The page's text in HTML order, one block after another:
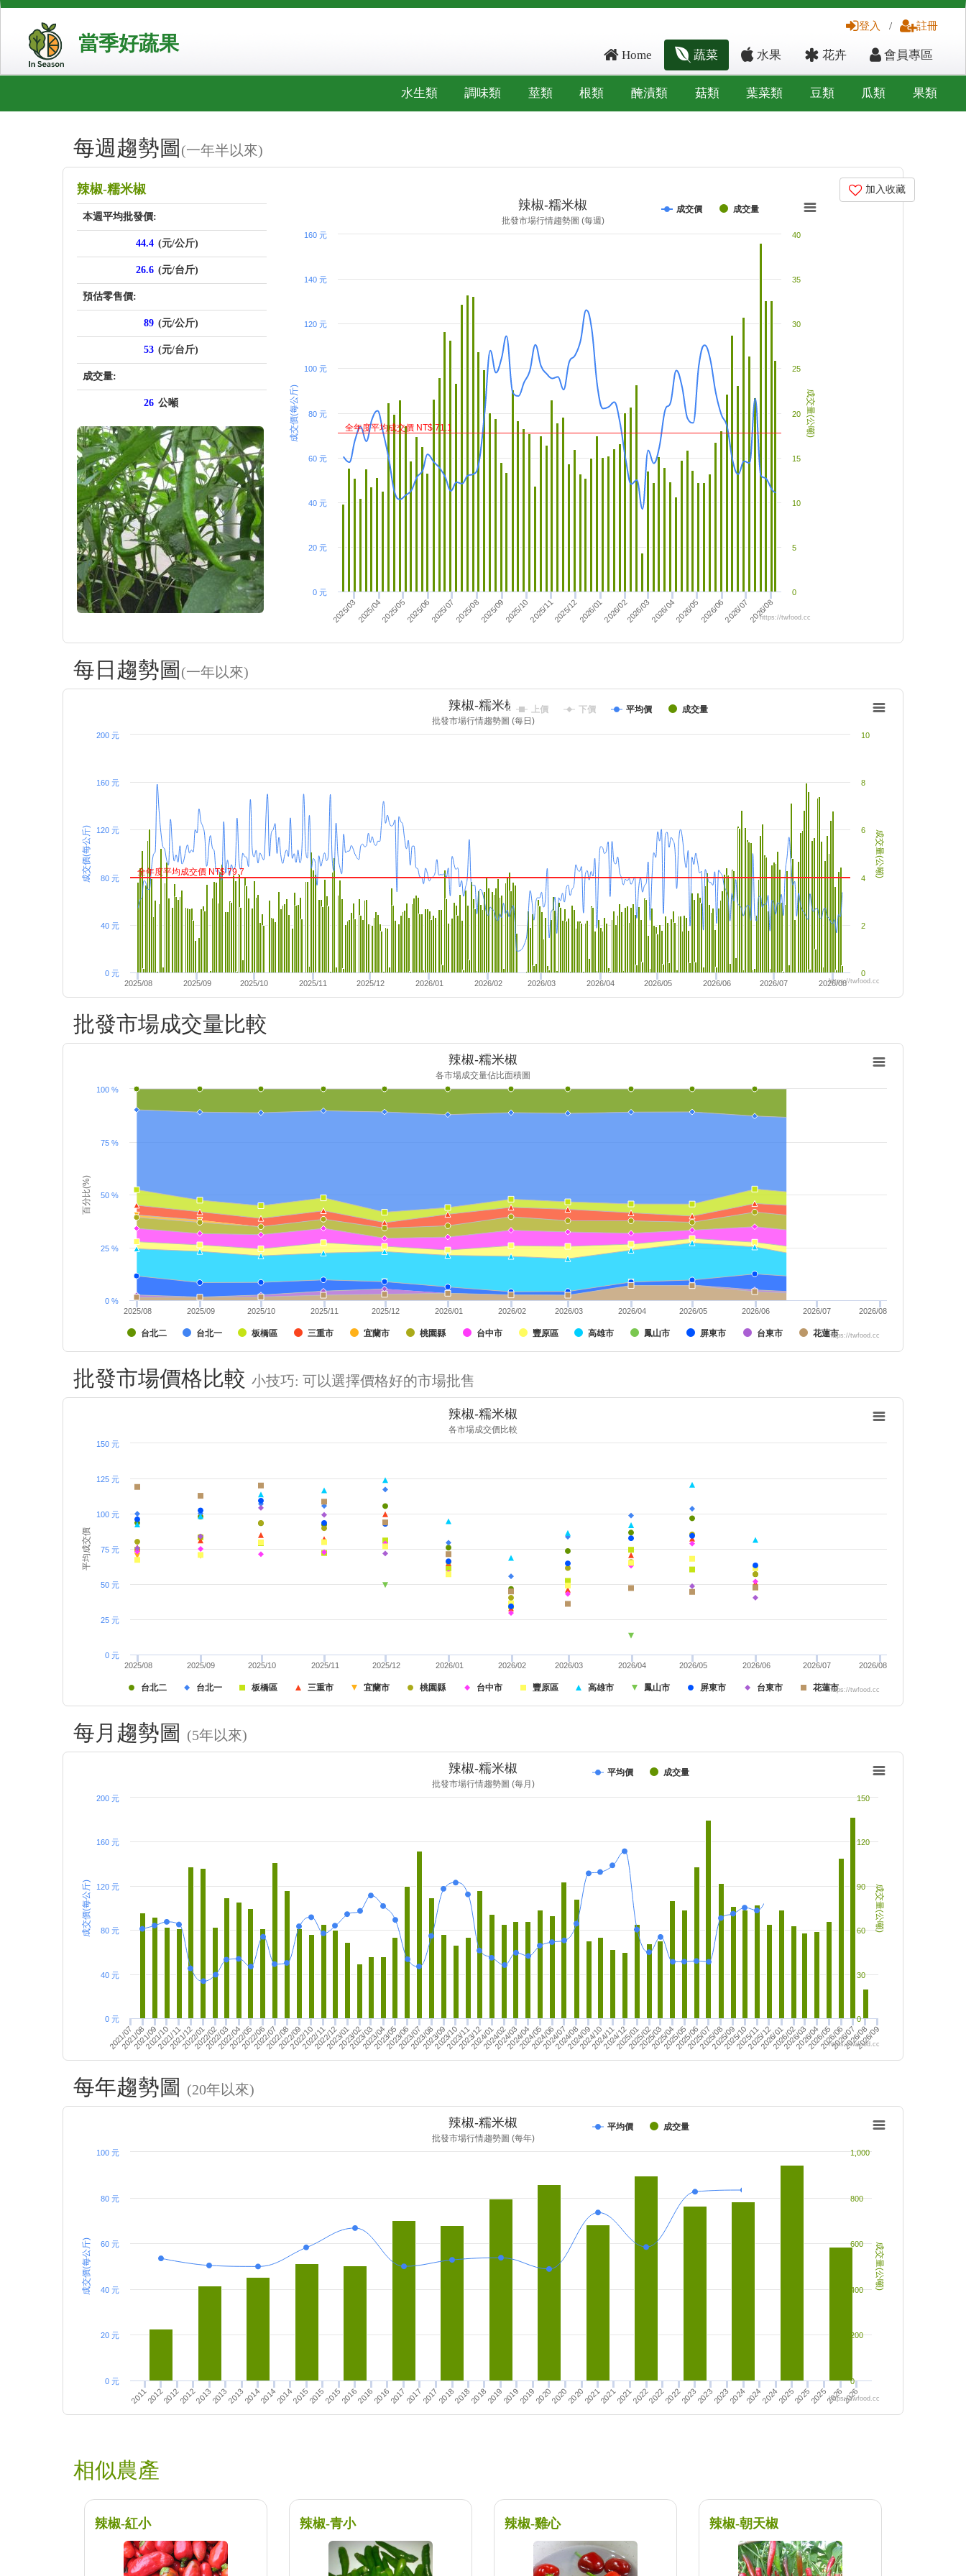
當季好蔬果
登入 / 註冊
Home 蔬菜 水果 花卉 會員專區
水生類 調味類 莖類 根類 醃漬類 菇類 葉菜類 豆類 瓜類 果類
每週趨勢圖 (一年半以來)
辣椒-糯米椒
本週平均批發價:
44.4 (元/公斤)
26.6 (元/台斤)
預估零售價:
89 (元/公斤)
53 (元/台斤)
成交量:
26 公噸
加入收藏
成交價(每公斤) 成交量(公噸)
辣椒-糯米椒
批發市場行情趨勢圖 (每週)
成交價 成交量
2025/032025/042025/052025/062025/072025/082025/092025/102025/112025/122026/012026/022026/032026/042026/052026/062026/072026/08
0 元
20 元
40 元
60 元
80 元
100 元
120 元
140 元
160 元
0
5
10
15
20
25
30
35
40
https://twfood.cc
全年度平均成交價 NT$ 71.1
每日趨勢圖 (一年以來)
成交價(每公斤) 成交量(公噸)
辣椒-糯米椒
批發市場行情趨勢圖 (每日)
上價 下價 平均價 成交量
2025/08 2025/09 2025/10 2025/11 2025/12 2026/01 2026/02 2026/03 2026/04 2026/05 2026/06 2026/07 2026/08
0 元
40 元
80 元
120 元
160 元
200 元
0
2
4
6
8
10
https://twfood.cc
全年度平均成交價 NT$ 79.7
批發市場成交量比較
百分比(%)
辣椒-糯米椒
各市場成交量佔比面積圖
台北二 台北一 板橋區 三重市 宜蘭市 桃園縣 台中市 豐原區 高雄市 鳳山市 屏東市 台東市 花蓮市
2025/08 2025/09 2025/10 2025/11 2025/12 2026/01 2026/02 2026/03 2026/04 2026/05 2026/06 2026/07 2026/08
0 %
25 %
50 %
75 %
100 %
https://twfood.cc
批發市場價格比較 小技巧: 可以選擇價格好的市場批售
平均成交價
辣椒-糯米椒
各市場成交價比較
台北二 台北一 板橋區 三重市 宜蘭市 桃園縣 台中市 豐原區 高雄市 鳳山市 屏東市 台東市 花蓮市
2025/08 2025/09 2025/10 2025/11 2025/12 2026/01 2026/02 2026/03 2026/04 2026/05 2026/06 2026/07 2026/08
0 元
25 元
50 元
75 元
100 元
125 元
150 元
https://twfood.cc
每月趨勢圖 (5年以來)
成交價(每公斤) 成交量(公噸)
辣椒-糯米椒
批發市場行情趨勢圖 (每月)
平均價 成交量
2021/07
2021/082021/092021/102021/112021/122022/012022/02
2022/032022/042022/052022/062022/072022/082022/092022/102022/112022/122023/012023/02
2023/032023/042023/052023/062023/072023/082023/092023/102023/112023/122024/012024/02
2024/032024/042024/052024/062024/072024/082024/092024/102024/112024/122025/012025/02
2025/032025/042025/052025/062025/072025/082025/092025/102025/112025/122026/012026/02
2026/032026/042026/052026/062026/072026/08
2026/09
0 元
40 元
80 元
120 元
160 元
200 元
0
30
60
90
120
150
https://twfood.cc
每年趨勢圖 (20年以來)
成交價(每公斤) 成交量(公噸)
辣椒-糯米椒
批發市場行情趨勢圖 (每年)
平均價 成交量
2012 2013 2014 2015 2016 2017 2018 2019 2020 2021 2022 2023 2024 2025 2026
2011 20122012 20132013 20142014 20152015 20162016 20172017 20182018 20192019 20202020 20212021 20222022 20232023 20242024 20252025 2026
0 元
20 元
40 元
60 元
80 元
100 元
0
200
400
600
800
1,000
https://twfood.cc
相似農產
辣椒-紅小 辣椒-青小 辣椒-雞心 辣椒-朝天椒